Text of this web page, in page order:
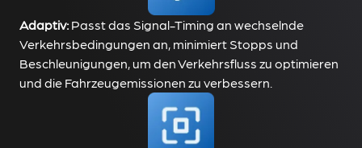
Adaptiv:Passt das Signal-Timing an wechselnde
Verkehrsbedingungen an, minimiert Stopps und
Beschleunigungen, um den Verkehrsfluss zu optimieren
und die Fahrzeugemissionen zu verbessern.